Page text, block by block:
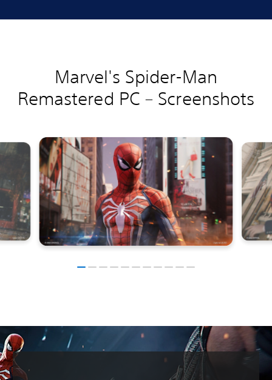
Marvel's Spider-Man
Remastered PC – Screenshots